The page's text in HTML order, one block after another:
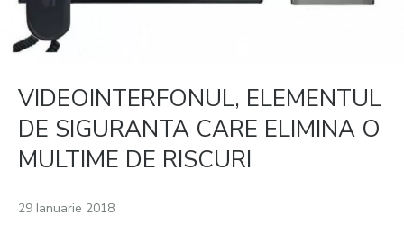
VIDEOINTERFONUL, ELEMENTUL
DE SIGURANTA CARE ELIMINA O
MULTIME DE RISCURI
29 Ianuarie 2018